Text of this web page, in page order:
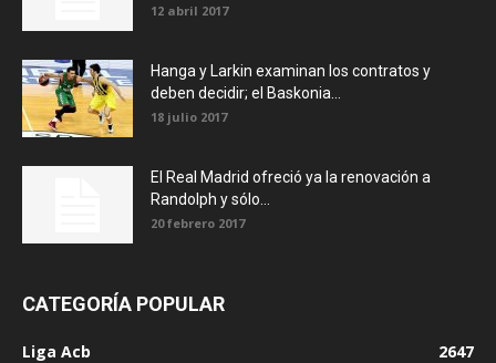
12 abril 2017
Hanga y Larkin examinan los contratos y
deben decidir; el Baskonia...
18 julio 2017
El Real Madrid ofreció ya la renovación a
Randolph y sólo...
20 febrero 2017
CATEGORÍA POPULAR
Liga Acb
2647